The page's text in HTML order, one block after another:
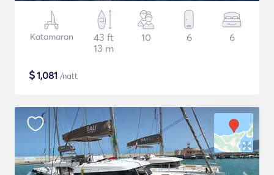
Katamaran
43 ft
13 m
10 6 6
$1,081 /natt